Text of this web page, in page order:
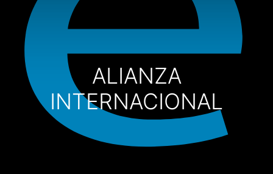
ALIANZA
INTERNACIONAL